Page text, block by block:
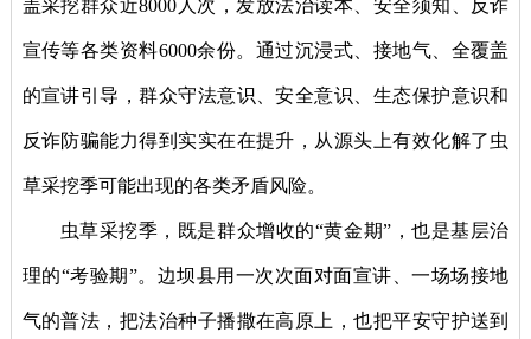
盖采挖群众近8000人次，发放法治读本、安全须知、反诈
宣传等各类资料6000余份。通过沉浸式、接地气、全覆盖
的宣讲引导，群众守法意识、安全意识、生态保护意识和
反诈防骗能力得到实实在在提升，从源头上有效化解了虫
草采挖季可能出现的各类矛盾风险。
虫草采挖季，既是群众增收的“黄金期”，也是基层治
理的“考验期”。边坝县用一次次面对面宣讲、一场场接地
气的普法，把法治种子播撒在高原上，也把平安守护送到